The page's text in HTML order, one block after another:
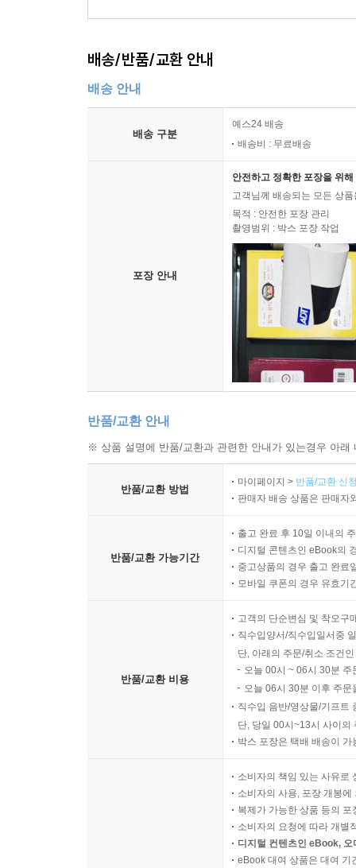
배송/반품/교환 안내
배송 안내
배송 구분
예스24 배송
배송비 : 무료배송
포장 안내
안전하고 정확한 포장을 위
고객님께 배송되는 모든 상
목적 : 안전한 포장 관리
촬영범위 : 박스 포장 작업
반품/교환 안내
※ 상품 설명에 반품/교환과 관련한 안내가 있는경우 아
반품/교환 방법
마이페이지 > 반품/교환 신
판매자 배송 상품은 판매자
반품/교환 가능기간
출고 완료 후 10일 이내의
디지털 콘텐츠인 eBook의
중고상품의 경우 출고 완료
모바일 쿠폰의 경우 유효기
반품/교환 비용
고객의 단순변심 및 착오구
직수입양서/직수입일서중
단, 아래의 주문/취소 조건
오늘 00시 ~ 06시 30분
오늘 06시 30분 이후 주
직수입 음반/영상물/기프트
단, 당일 00시~13시 사이의
박스 포장은 택배 배송이
소비자의 책임 있는 사유로
소비자의 사용, 포장 개봉
복제가 가능한 상품 등의
소비자의 요청에 따라 개별
디지털 컨텐츠인 eBook,
eBook 대여 상품은 대여 기